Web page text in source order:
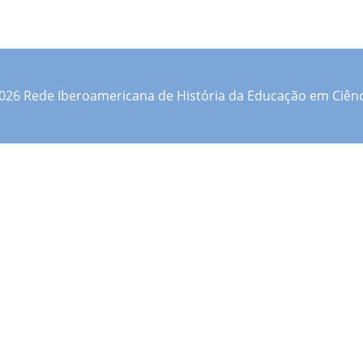
Rede Iberoamericana de História da Educação em